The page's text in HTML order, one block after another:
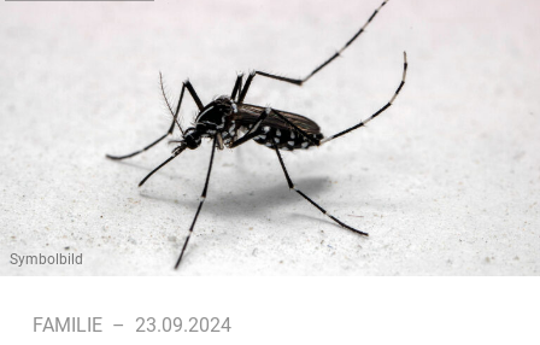
Symbolbild
FAMILIE – 23.09.2024